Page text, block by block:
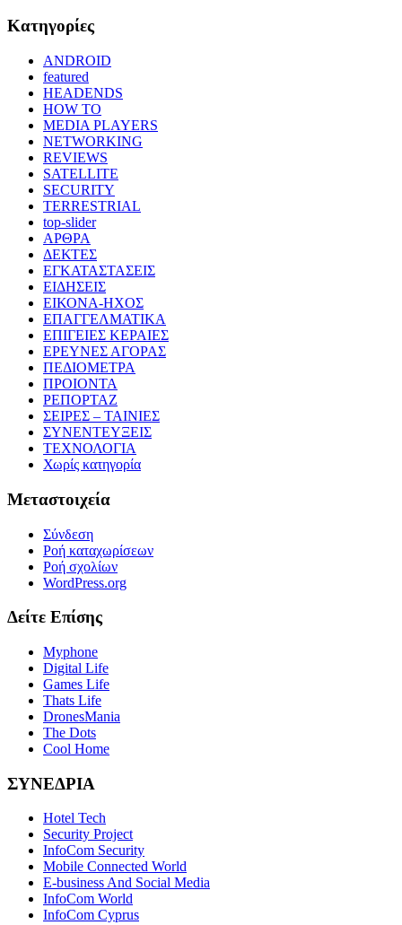
Kατηγορίες
ANDROID
featured
HEADENDS
HOW TO
MEDIA PLAYERS
NETWORKING
REVIEWS
SATELLITE
SECURITY
TERRESTRIAL
top-slider
ΑΡΘΡΑ
ΔΕΚΤΕΣ
ΕΓΚΑΤΑΣΤΑΣΕΙΣ
ΕΙΔΗΣΕΙΣ
ΕΙΚΟΝΑ-ΗΧΟΣ
ΕΠΑΓΓΕΛΜΑΤΙΚΑ
ΕΠΙΓΕΙΕΣ ΚΕΡΑΙΕΣ
ΕΡΕΥΝΕΣ ΑΓΟΡΑΣ
ΠΕΔΙΟΜΕΤΡΑ
ΠΡΟΙΟΝΤΑ
ΡΕΠΟΡΤΑΖ
ΣΕΙΡΕΣ – ΤΑΙΝΙΕΣ
ΣΥΝΕΝΤΕΥΞΕΙΣ
ΤΕΧΝΟΛΟΓΙΑ
Χωρίς κατηγορία
Μεταστοιχεία
Σύνδεση
Ροή καταχωρίσεων
Ροή σχολίων
WordPress.org
Δείτε Επίσης
Myphone
Digital Life
Games Life
Thats Life
DronesMania
The Dots
Cool Home
ΣΥΝΕΔΡΙΑ
Hotel Tech
Security Project
InfoCom Security
Mobile Connected World
E-business And Social Media
InfoCom World
InfoCom Cyprus